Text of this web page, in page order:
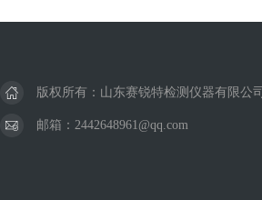
版权所有：山东赛锐特检测仪器有限公司
邮箱：2442648961@qq.com